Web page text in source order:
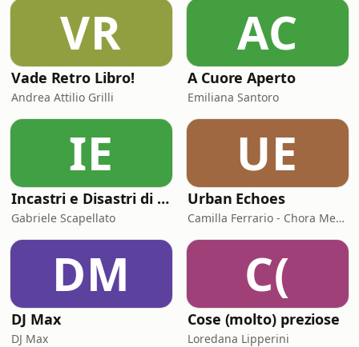
VR
Vade Retro Libro!
Andrea Attilio Grilli
AC
A Cuore Aperto
Emiliana Santoro
IE
Incastri e Disastri di Coppia
Gabriele Scapellato
UE
Urban Echoes
Camilla Ferrario - Chora Media
DM
DJ Max
DJ Max
C(
Cose (molto) preziose
Loredana Lipperini